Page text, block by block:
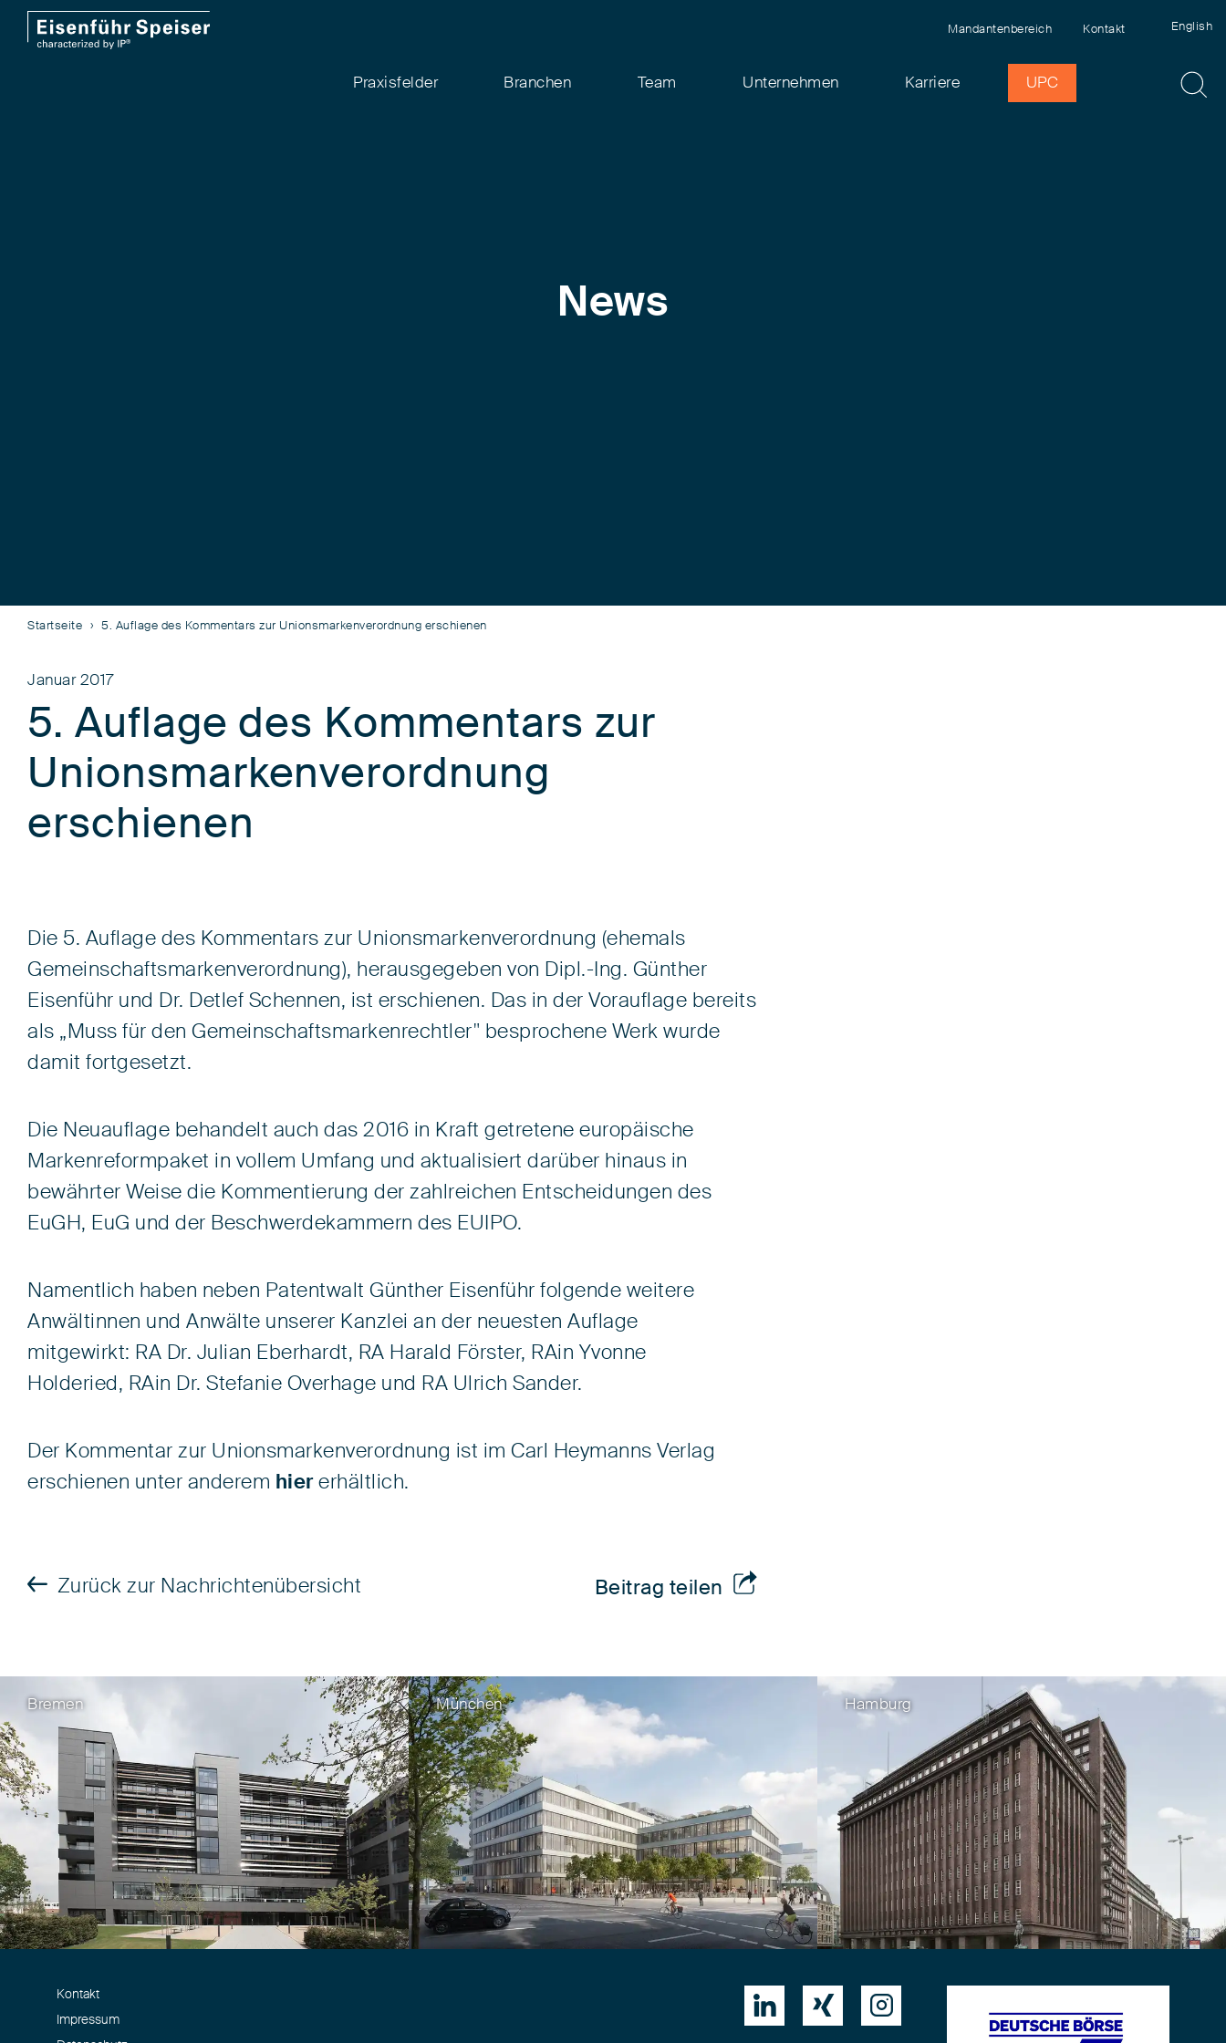
Mandantenbereich Kontakt English
Praxisfelder Branchen Team Unternehmen Karriere UPC
News
Startseite 5. Auflage des Kommentars zur Unionsmarkenverordnung erschienen
Januar 2017
5. Auflage des Kommentars zur
Unionsmarkenverordnung
erschienen
Die 5. Auflage des Kommentars zur Unionsmarkenverordnung (ehemals
Gemeinschaftsmarkenverordnung), herausgegeben von Dipl.-Ing. Günther
Eisenführ und Dr. Detlef Schennen, ist erschienen. Das in der Vorauflage bereits
als „Muss für den Gemeinschaftsmarkenrechtler" besprochene Werk wurde
damit fortgesetzt.
Die Neuauflage behandelt auch das 2016 in Kraft getretene europäische
Markenreformpaket in vollem Umfang und aktualisiert darüber hinaus in
bewährter Weise die Kommentierung der zahlreichen Entscheidungen des
EuGH, EuG und der Beschwerdekammern des EUIPO.
Namentlich haben neben Patentwalt Günther Eisenführ folgende weitere
Anwältinnen und Anwälte unserer Kanzlei an der neuesten Auflage
mitgewirkt: RA Dr. Julian Eberhardt, RA Harald Förster, RAin Yvonne
Holderied, RAin Dr. Stefanie Overhage und RA Ulrich Sander.
Der Kommentar zur Unionsmarkenverordnung ist im Carl Heymanns Verlag
erschienen unter anderem hiererhältlich.
Zurück zur Nachrichtenübersicht Beitrag teilen
Bremen München Hamburg
Kontakt
Impressum
  